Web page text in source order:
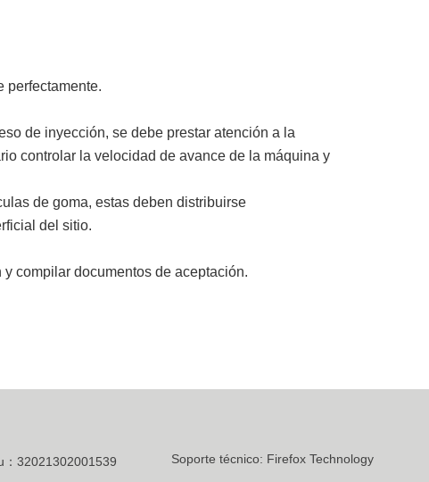
perfectamente.
de inyección, se debe prestar atención a la
controlar la velocidad de avance de la máquina y
de goma, estas deben distribuirse
del sitio.
compilar documentos de aceptación.
32021302001539 Soporte técnico: Firefox Technology